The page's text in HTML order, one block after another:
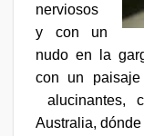
nerviosos
y con un
nudo en la
con un paisaje
alucinantes,
Australia,